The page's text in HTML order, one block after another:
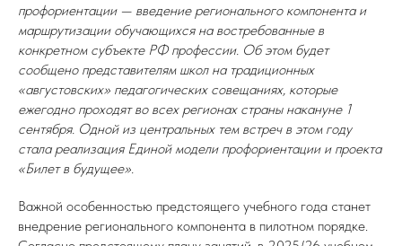
профориентации — введение регионального компонента и
маршрутизации обучающихся на востребованные в
конкретном субъекте РФ профессии. Об этом будет
сообщено представителям школ на традиционных
«августовских» педагогических совещаниях, которые
ежегодно проходят во всех регионах страны накануне 1
сентября. Одной из центральных тем встреч в этом году
стала реализация Единой модели профориентации и проекта
«Билет в будущее».
Важной особенностью предстоящего учебного года станет
внедрение регионального компонента в пилотном порядке.